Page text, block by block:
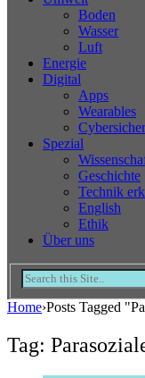
Boden
Wasser
Luft
Energie
Digital
Apps
Wearables
Spezial
Geschichte
Technik
English
Ethik
Über uns
Home›Posts Tagged
Tag: